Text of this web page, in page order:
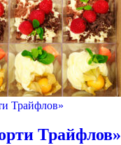
Трайфлов»